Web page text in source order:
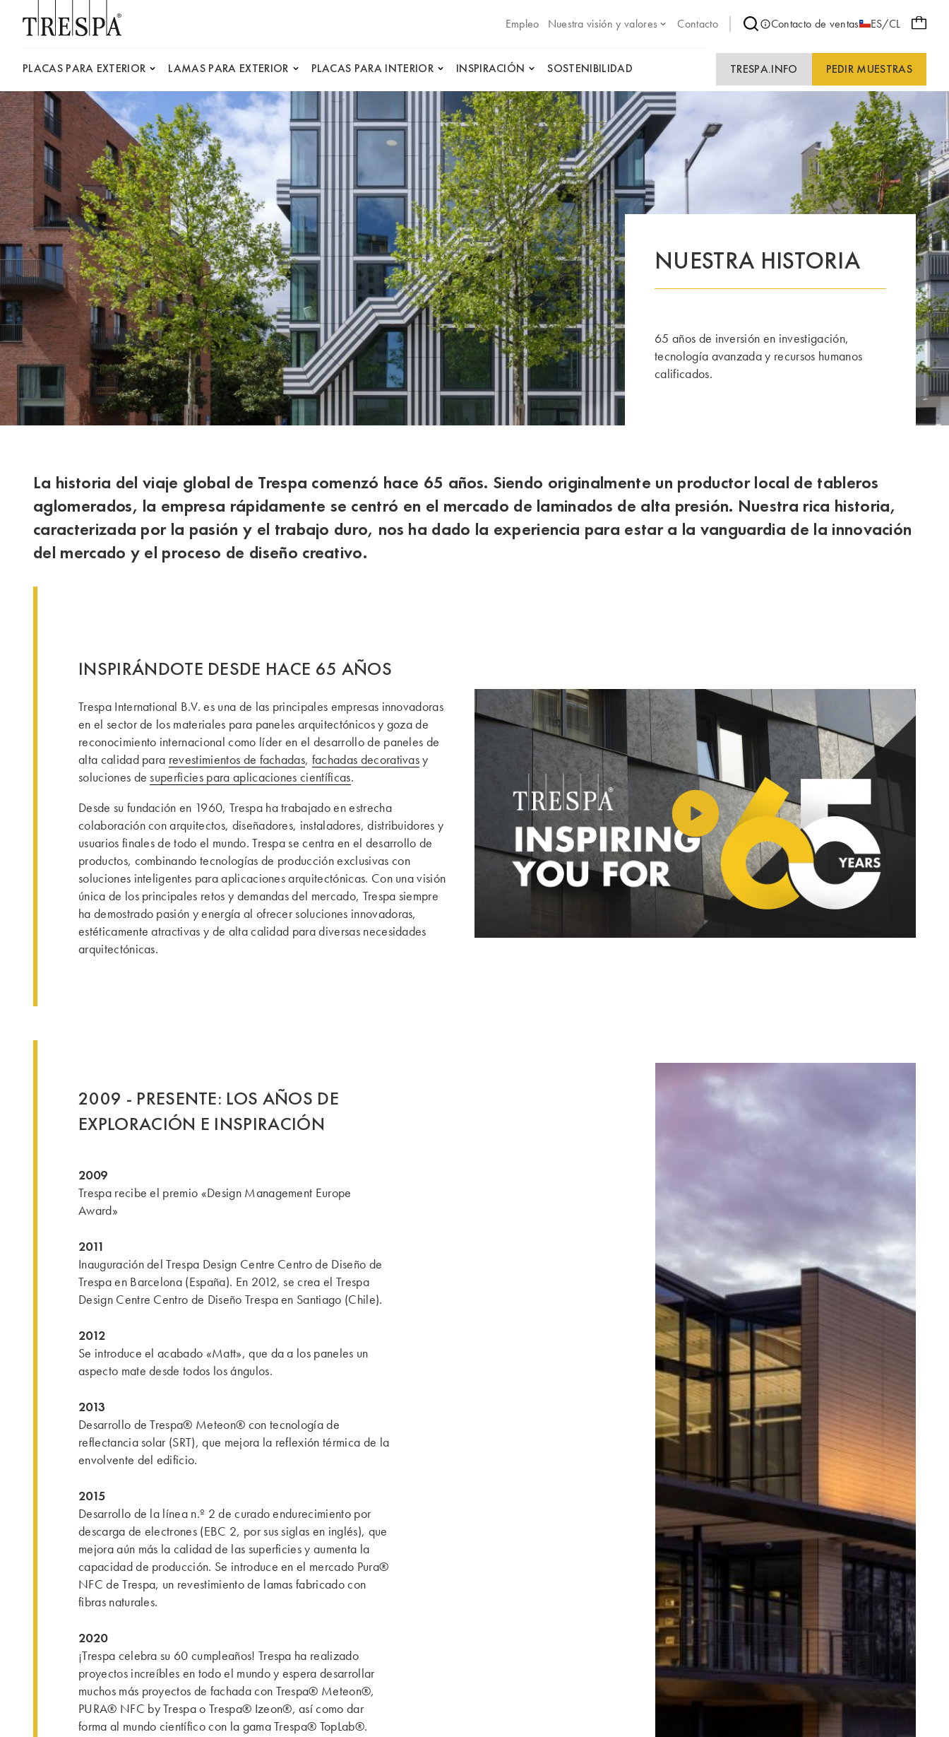
Empleo
Nuestra visión y valores Contacto Contacto de ventas ES/CL
PLACAS PARA EXTERIOR LAMAS PARA EXTERIOR PLACAS PARA INTERIOR INSPIRACIÓN SOSTENIBILIDAD TRESPA.INFO PEDIR MUESTRAS
NUESTRA HISTORIA
65 años de inversión en investigación,
tecnología avanzada y recursos humanos
calificados.
La historia del viaje global de Trespa comenzó hace 65 años. Siendo originalmente un productor local de tableros
aglomerados, la empresa rápidamente se centró en el mercado de laminados de alta presión. Nuestra rica historia,
caracterizada por la pasión y el trabajo duro, nos ha dado la experiencia para estar a la vanguardia de la innovación
del mercado y el proceso de diseño creativo.
INSPIRÁNDOTE DESDE HACE 65 AÑOS
Trespa International B.V. es una de las principales empresas innovadoras
en el sector de los materiales para paneles arquitectónicos y goza de
reconocimiento internacional como líder en el desarrollo de paneles de
alta calidad para revestimientos de fachadas, fachadas decorativasy
soluciones desuperficies para aplicaciones científicas.
Desde su fundación en 1960, Trespa ha trabajado en estrecha
colaboración con arquitectos, diseñadores, instaladores, distribuidores y
usuarios finales de todo el mundo. Trespa se centra en el desarrollo de
productos, combinando tecnologías de producción exclusivas con
soluciones inteligentes para aplicaciones arquitectónicas. Con una visión
única de los principales retos y demandas del mercado, Trespa siempre
ha demostrado pasión y energía al ofrecer soluciones innovadoras,
estéticamente atractivas y de alta calidad para diversas necesidades
arquitectónicas.
Play video https://www.youtube.com/
2009 - PRESENTE: LOS AÑOS DE
EXPLORACIÓN E INSPIRACIÓN
2009
Trespa recibe el premio «Design Management Europe
Award»
2011
Inauguración del Trespa Design Centre Centro de Diseño de
Trespa en Barcelona (España). En 2012, se crea el Trespa
Design Centre Centro de Diseño Trespa en Santiago (Chile).
2012
Se introduce el acabado «Matt», que da a los paneles un
aspecto mate desde todos los ángulos.
2013
Desarrollo de Trespa® Meteon® con tecnología de
reflectancia solar (SRT), que mejora la reflexión térmica de la
envolvente del edificio.
2015
Desarrollo de la línea n.º 2 de curado endurecimiento por
descarga de electrones (EBC 2, por sus siglas en inglés), que
mejora aún más la calidad de las superficies y aumenta la
capacidad de producción. Se introduce en el mercado Pura®
NFC de Trespa, un revestimiento de lamas fabricado con
fibras naturales.
2020
¡Trespa celebra su 60 cumpleaños! Trespa ha realizado
proyectos increíbles en todo el mundo y espera desarrollar
muchos más proyectos de fachada con Trespa® Meteon®,
PURA® NFC by Trespa o Trespa® Izeon®, así como dar
forma al mundo científico con la gama Trespa® TopLab®.